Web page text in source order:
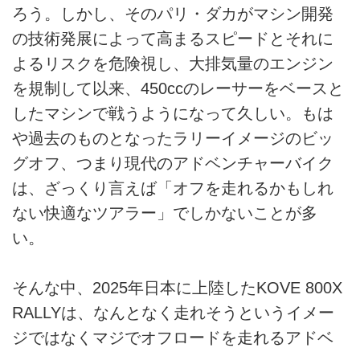
ろう。しかし、そのパリ・ダカがマシン開発
の技術発展によって高まるスピードとそれに
よるリスクを危険視し、大排気量のエンジン
を規制して以来、450ccのレーサーをベースと
したマシンで戦うようになって久しい。もは
や過去のものとなったラリーイメージのビッ
グオフ、つまり現代のアドベンチャーバイク
は、ざっくり言えば「オフを走れるかもしれ
ない快適なツアラー」でしかないことが多
い。
そんな中、2025年日本に上陸したKOVE 800X
RALLYは、なんとなく走れそうというイメー
ジではなくマジでオフロードを走れるアドベ